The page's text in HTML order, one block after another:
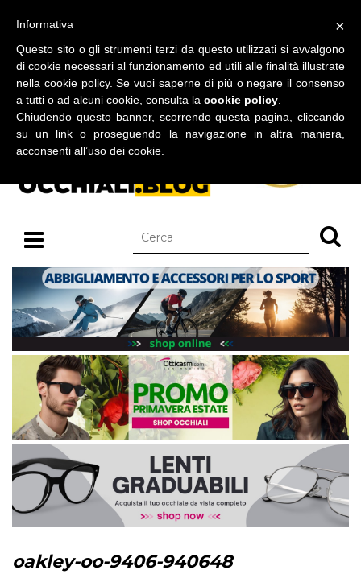
BLOG SU OCCHIALI DA SOLE E OCCHIALI DA VISTA
oakley-oo-9406-940648
×
Informativa
Questo sito o gli strumenti terzi da questo utilizzati si avvalgono
di cookie necessari al funzionamento ed utili alle finalità illustrate
nella cookie policy. Se vuoi saperne di più o negare il consenso
a tutti o ad alcuni cookie, consulta la cookie policy
Chiudendo questo banner, scorrendo questa pagina, cliccando
su un link o proseguendo la navigazione in altra maniera,
acconsenti all’uso dei cookie.